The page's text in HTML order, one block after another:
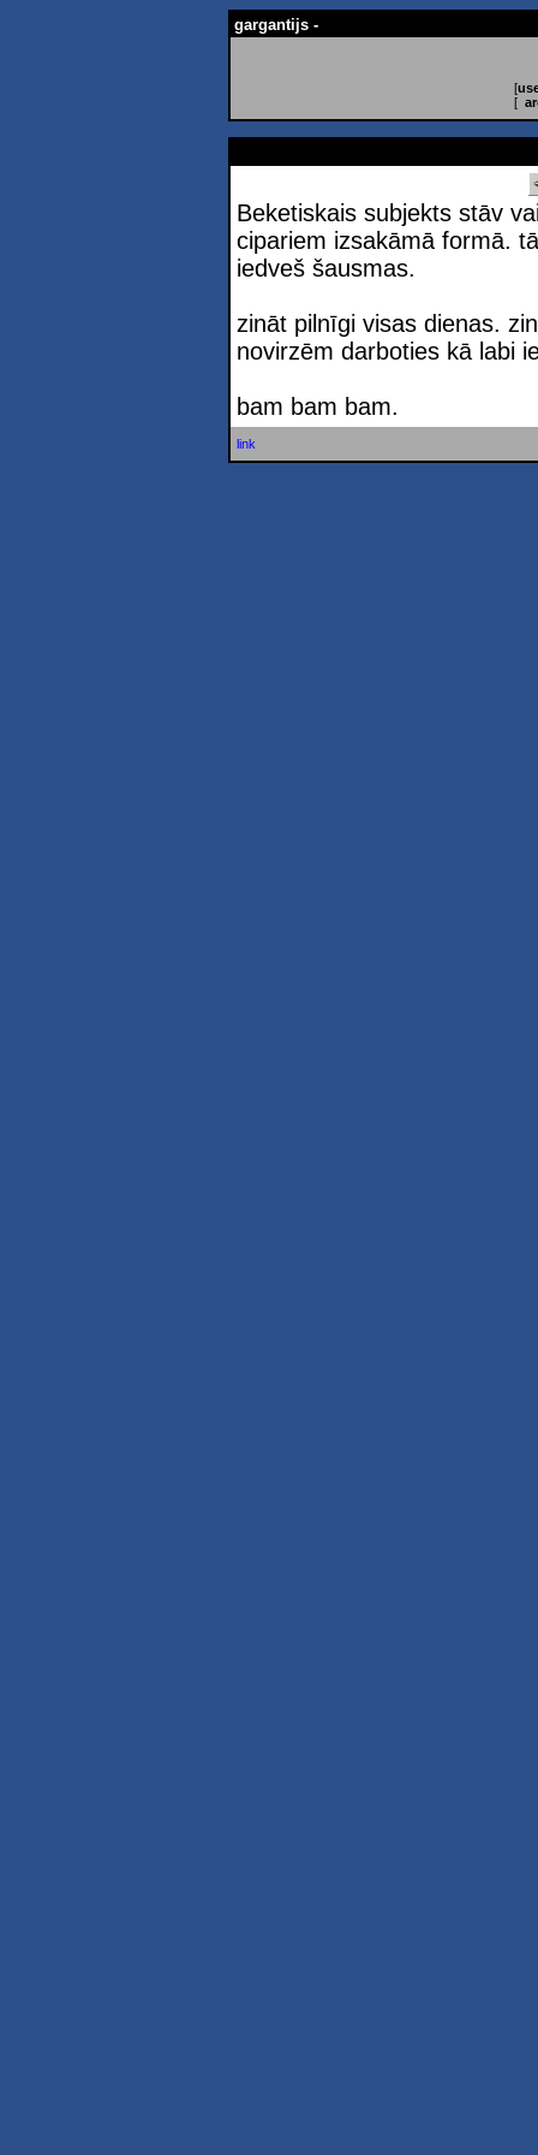
gargantijs -
[
[
Beketiskais subjekts stāv
cipariem izsakāmā formā.
iedveš šausmas.
zināt pilnīgi visas dienas.
novirzēm darboties kā labi
bam bam bam.
link